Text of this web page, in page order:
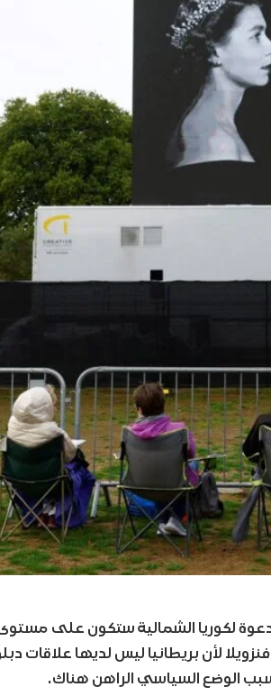
لكوريا الشمالية ستكون على مستوى
لأن بريطانيا ليس لديها علاقات
الوضع السياسي الراهن هناك.